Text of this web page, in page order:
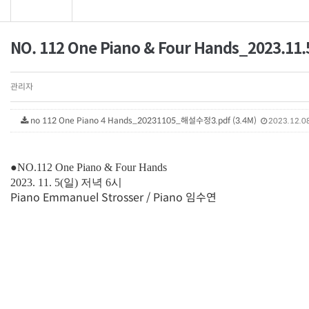
NO. 112 One Piano & Four
관리자
no 112 One Piano 4 Hands_20231105_해설수정3.pdf (3.4M)
●NO.112 One Piano & Four Hands
2023. 11. 5(일) 저녁 6시
Piano Emmanuel Strosser / Piano 임수연